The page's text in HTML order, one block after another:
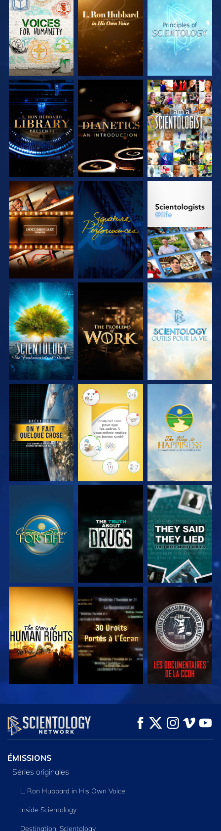
DÉCOUVRIR LES
SÉRIES
DÉCOUVRIR LES
SÉRIES
DÉCOUVRIR LES
SÉRIES
DÉCOUVRIR LES
SÉRIES
DÉCOUVRIR LES
SÉRIES
REGARDER
DÉCOUVRIR LES
SÉRIES
REGARDER
DÉCOUVRIR LES
DÉCOUVRIR LES
SÉRIES
DÉCOUVRIR LES
SÉRIES
DÉCOUVRIR LES
SÉRIES
REGARDER REGARDER REGARDER
REGARDER REGARDER REGARDER
REGARDER REGARDER REGARDER
REGARDER REGARDER
DÉCOUVRIR LES
SÉRIES
ÉMISSIONS
Séries originales
L. Ron Hubbard in His Own Voice
Inside Scientology
Destination: Scientology